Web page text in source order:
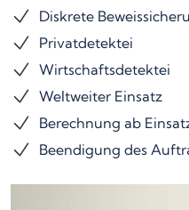
Diskrete
Privatdetektei
Wirtschaftsdetektei
Weltweiter Einsatz
Berechnung ab
Beendigung des